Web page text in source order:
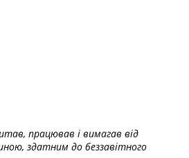
працював і вимагав від
здатним до беззавітного